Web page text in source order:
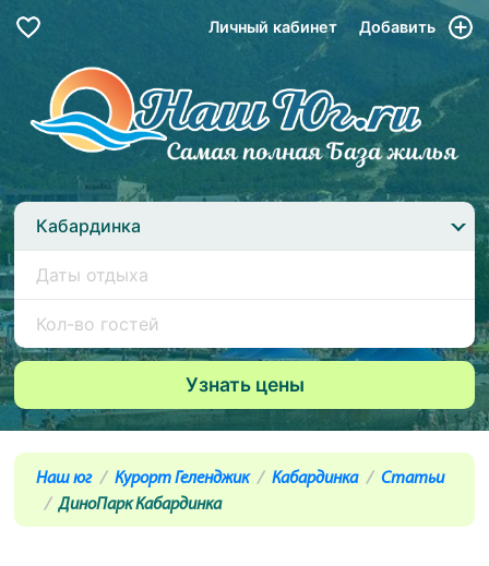
Личный кабинет Добавить
Кабардинка
Наш юг Курорт Геленджик Кабардинка
Статьи
ДиноПарк Кабардинка